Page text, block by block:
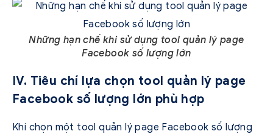
Những hạn chế khi sử dụng tool quản lý page
Facebook số lượng lớn
IV. Tiêu chí lựa chọn tool quản lý page
Facebook số lượng lớn phù hợp
Khi chọn một tool quản lý page Facebook số lượng